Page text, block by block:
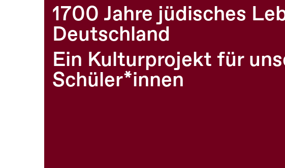
1700 Jahre jüdisches
Deutschland
Ein Kulturprojekt für
Schüler*innen